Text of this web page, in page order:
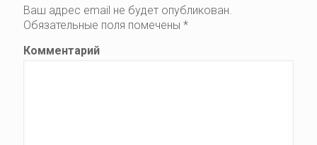
Ваш адрес email не будет опубликован.
Обязательные поля помечены *
Комментарий